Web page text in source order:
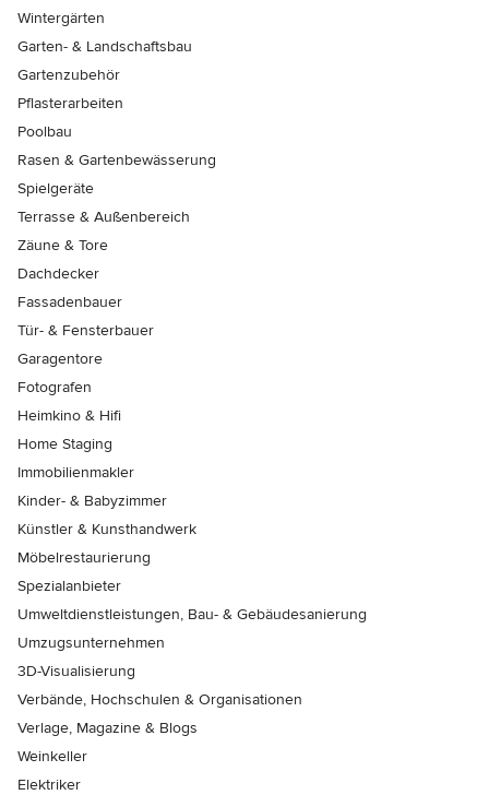
Wintergärten
Garten- & Landschaftsbau
Gartenzubehör
Pflasterarbeiten
Poolbau
Rasen & Gartenbewässerung
Spielgeräte
Terrasse & Außenbereich
Zäune & Tore
Dachdecker
Fassadenbauer
Tür- & Fensterbauer
Garagentore
Fotografen
Heimkino & Hifi
Home Staging
Immobilienmakler
Kinder- & Babyzimmer
Künstler & Kunsthandwerk
Möbelrestaurierung
Spezialanbieter
Umweltdienstleistungen, Bau- & Gebäudesanierung
Umzugsunternehmen
3D-Visualisierung
Verbände, Hochschulen & Organisationen
Verlage, Magazine & Blogs
Weinkeller
Elektriker